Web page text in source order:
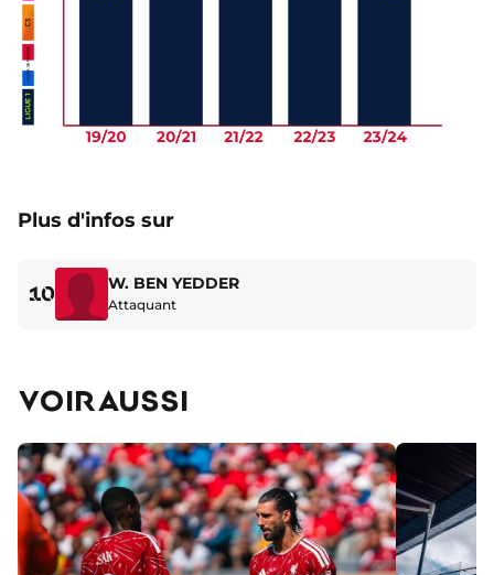
Plus d'infos sur
10 W. BEN YEDDER
Attaquant
VOIR AUSSI